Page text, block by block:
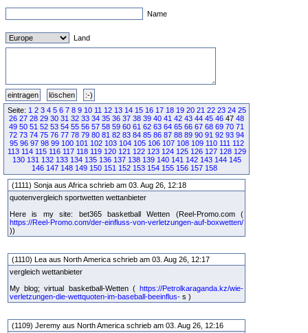
Name
Land
Seite: 1 2 3 4 5 6 7 8 9 10 11 12 13 14 15 16 17 18 19 20 21 22 23 24 25
26 27 28 29 30 31 32 33 34 35 36 37 38 39 40 41 42 43 44 45 46 47 48
49 50 51 52 53 54 55 56 57 58 59 60 61 62 63 64 65 66 67 68 69 70 71
72 73 74 75 76 77 78 79 80 81 82 83 84 85 86 87 88 89 90 91 92 93 94
95 96 97 98 99 100 101 102 103 104 105 106 107 108 109 110 111 112
113 114 115 116 117 118 119 120 121 122 123 124 125 126 127 128 129
130 131 132 133 134 135 136 137 138 139 140 141 142 143 144 145
146 147 148 149 150 151 152 153 154 155 156 157 158
(1111) Sonja aus Africa schrieb am 03. Aug 26, 12:18
quotenvergleich sportwetten wettanbieter
Here is my site: bet365 basketball Wetten (Reel-Promo.com (
https://Reel-Promo.com/der-einfluss-von-verletzungen-auf-boxwetten/
))
(1110) Lea aus North America schrieb am 03. Aug 26, 12:17
vergleich wettanbieter
My blog; virtual basketball-Wetten ( https://Petrolkaraganda.kz/wie-
verletzungen-die-wettquoten-im-baseball-beeinflus- s )
(1109) Jeremy aus North America schrieb am 03. Aug 26, 12:16